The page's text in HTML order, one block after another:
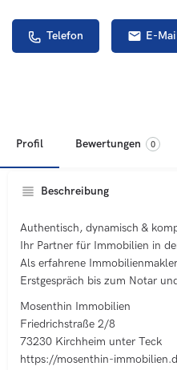
Telefon E-
Profil Bewertungen 0
Beschreibung
Authentisch, dynamisch &
Ihr Partner für Immobilien in
Als erfahrene
Erstgespräch bis zum Notar
Mosenthin Immobilien
Friedrichstraße 2/8
73230 Kirchheim unter Teck
https://mosenthin-